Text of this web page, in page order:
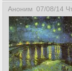
Аноним 07/08/14